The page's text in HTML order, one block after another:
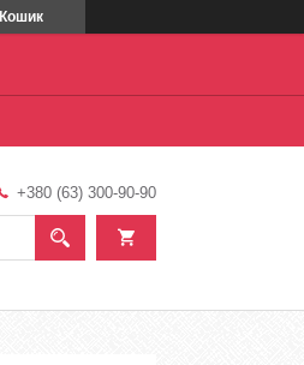
Кошик
+380 (63) 300-90-90